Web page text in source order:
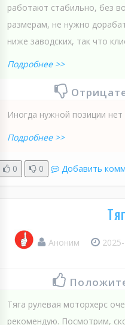
работают стабильно, без
размерам, не нужно
ниже заводских, так что
Подробнее >>
Иногда нужной позиции
Подробнее >>
0 0 Добавить
Аноним
Тяга рулевая моторхерс
рекомендую. Посмотрим,